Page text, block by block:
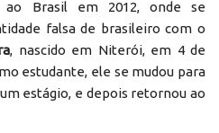
ao Brasil em 2012, onde se
falsa de brasileiro com o
, nascido em Niterói, em 4 de
estudante, ele se mudou para
estágio, e depois retornou ao